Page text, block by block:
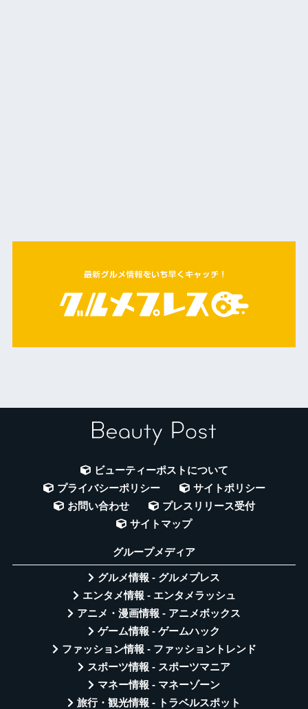
ビューティーポストについて
プライバシーポリシー
サイトポリシー
お問い合わせ
プレスリリース受付
サイトマップ
グループメディア
グルメ情報 - グルメプレス
エンタメ情報 - エンタメラッシュ
アニメ・漫画情報 - アニメボックス
ゲーム情報 - ゲームハック
ファッション情報 - ファッショントレンド
スポーツ情報 - スポーツマニア
マネー情報 - マネーゾーン
旅行・観光情報 - トラベルスポット